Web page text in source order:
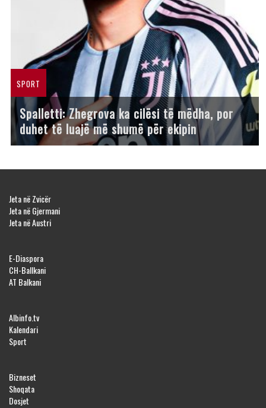
SPORT
Spalletti: Zhegrova ka cilësi të mëdha, por
duhet të luajë më shumë për ekipin
Jeta në Zvicër
Jeta në Gjermani
Jeta në Austri
E-Diaspora
CH-Ballkani
AT Balkani
Albinfo.tv
Kalendari
Sport
Bizneset
Shoqata
Dosjet